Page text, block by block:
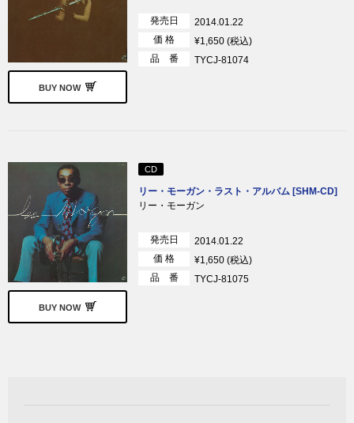
BUY NOW
発売日
2014.01.22
価 格
¥1,650 (税込)
品 番
TYCJ-81074
BUY NOW
CD
リー・モーガン・ラスト・アルバム [SHM-CD]
リー・モーガン
発売日
2014.01.22
価 格
¥1,650 (税込)
品 番
TYCJ-81075